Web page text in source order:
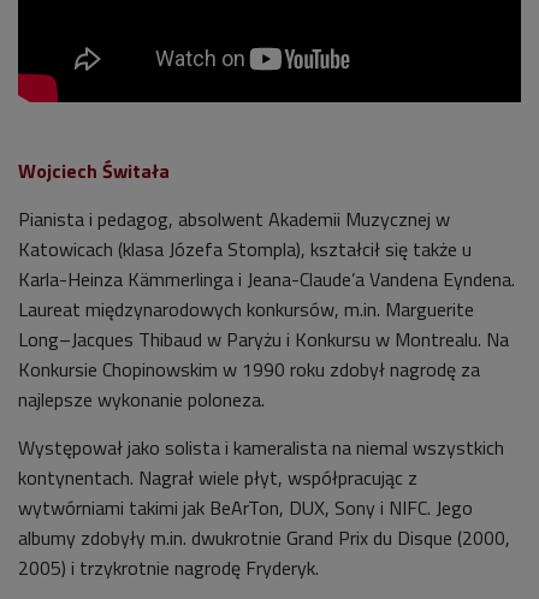
Wojciech Świtała
Pianista i pedagog, absolwent Akademii Muzycznej w
Katowicach (klasa Józefa Stompla), kształcił się także u
Karla-Heinza Kämmerlinga i Jeana-Claude’a Vandena Eyndena.
Laureat międzynarodowych konkursów, m.in. Marguerite
Long–Jacques Thibaud w Paryżu i Konkursu w Montrealu. Na
Konkursie Chopinowskim w 1990 roku zdobył nagrodę za
najlepsze wykonanie poloneza.
Występował jako solista i kameralista na niemal wszystkich
kontynentach. Nagrał wiele płyt, współpracując z
wytwórniami takimi jak BeArTon, DUX, Sony i NIFC. Jego
albumy zdobyły m.in. dwukrotnie Grand Prix du Disque (2000,
2005) i trzykrotnie nagrodę Fryderyk.